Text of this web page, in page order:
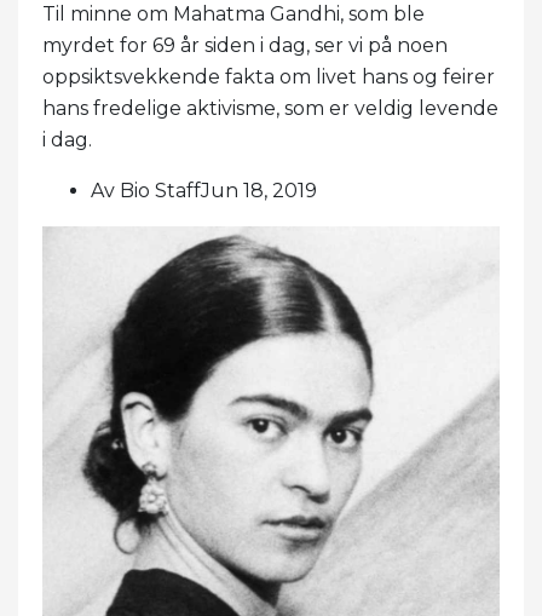
Til minne om Mahatma Gandhi, som ble
myrdet for 69 år siden i dag, ser vi på noen
oppsiktsvekkende fakta om livet hans og feirer
hans fredelige aktivisme, som er veldig levende
i dag.
Av Bio StaffJun 18, 2019